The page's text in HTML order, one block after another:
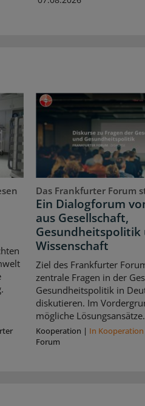
Das Frankfurter Forum
Ein Dialogforum
aus Gesellschaft,
Gesundheitspolitik
Wissenschaft
Ziel des Frankfurter
zentrale Fragen in der
Gesundheitspolitik in
diskutieren. Im
mögliche Lösungsansätze.
Kooperation | In
Forum